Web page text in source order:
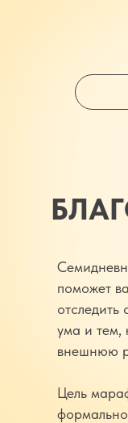
поможет
отследить
ума и тем,
внешнюю
Цель